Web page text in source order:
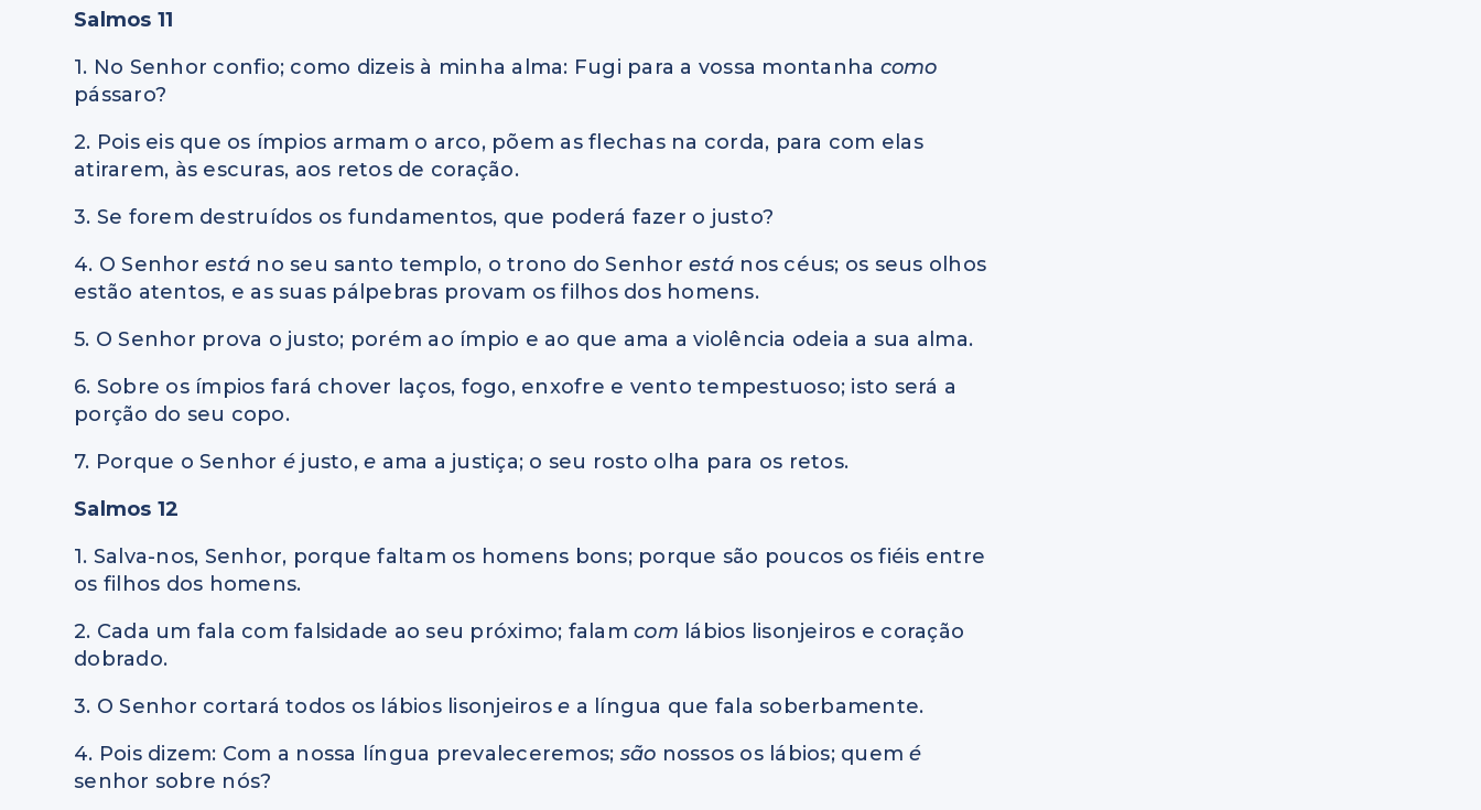
Salmos 11
1. No Senhor confio; como dizeis à minha alma: Fugi para a vossa montanha como
pássaro?
2. Pois eis que os ímpios armam o arco, põem as flechas na corda, para com elas
atirarem, às escuras, aos retos de coração.
3. Se forem destruídos os fundamentos, que poderá fazer o justo?
4. O Senhorestá no seu santo templo, o trono do Senhorestá nos céus; os seus olhos
estão atentos, e as suas pálpebras provam os filhos dos homens.
5. O Senhor prova o justo; porém ao ímpio e ao que ama a violência odeia a sua alma.
6. Sobre os ímpios fará chover laços, fogo, enxofre e vento tempestuoso; isto será a
porção do seu copo.
7. Porque o Senhor é justo,e ama a justiça; o seu rosto olha para os retos.
Salmos 12
1. Salva-nos, Senhor, porque faltam os homens bons; porque são poucos os fiéis entre
os filhos dos homens.
2. Cada um fala com falsidade ao seu próximo; falamcom lábios lisonjeiros e coração
dobrado.
3. O Senhor cortará todos os lábios lisonjeirose a língua que fala soberbamente.
4. Pois dizem: Com a nossa língua prevaleceremos; são nossos os lábios; quemé
senhor sobre nós?